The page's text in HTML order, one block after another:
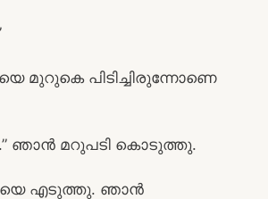
മുറുകെ പിടിച്ചിരുന്നോണെ
ഞാൻ മറുപടി കൊടുത്തു.
എടുത്തു. ഞാൻ